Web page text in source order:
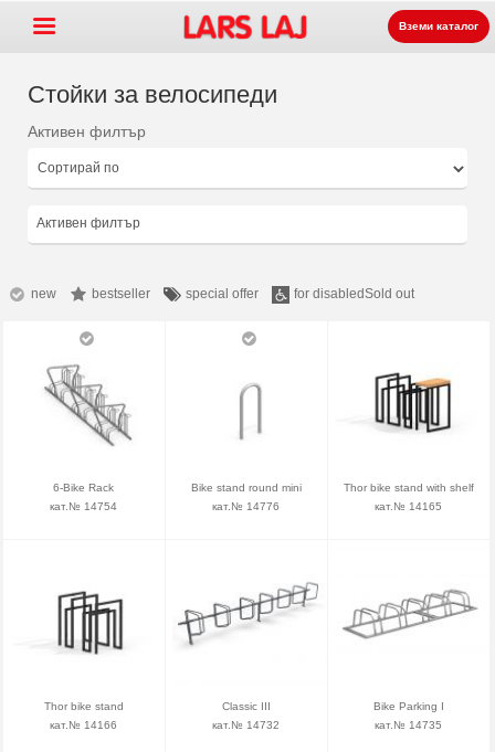
Оборудване за детски
Настилки +
За нас +
Контакт
Заявка на каталог
Lars Laj on Facebook
Вземи каталог
Стойки за велосипеди
Активен филтър
Активен филтър
new bestseller special offer for disabledSold out
6-Bike Rack
кат.№ 14754
Bike stand round mini
кат.№ 14776
Thor bike stand with shelf
кат.№ 14165
Thor bike stand
кат.№ 14166
Classic III
кат.№ 14732
Bike Parking I
кат.№ 14735